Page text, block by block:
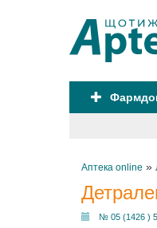
Аптека online »
№ 05 (1426 ) 5